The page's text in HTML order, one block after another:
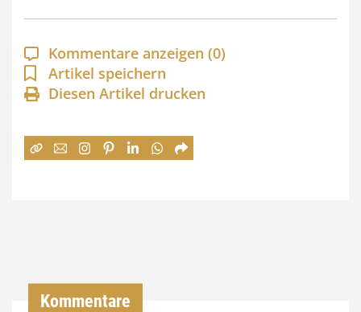
p
a
n
n
:
Kommentare anzeigen (0)
Artikel speichern
Diesen Artikel drucken
Kommentare